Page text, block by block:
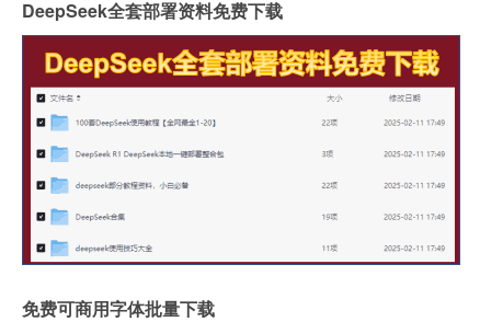
DeepSeek全套部署资料免费下载
免费可商用字体批量下载